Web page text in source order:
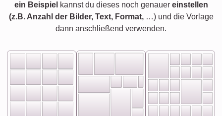
ein Beispiel kannst du dieses noch genauer einstellen
(z.B. Anzahl der Bilder, Text, Format,…) und die Vorlage
dann anschließend verwenden.